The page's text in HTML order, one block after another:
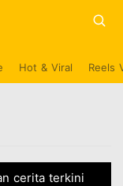
Hot & Viral Reels
cerita terkini